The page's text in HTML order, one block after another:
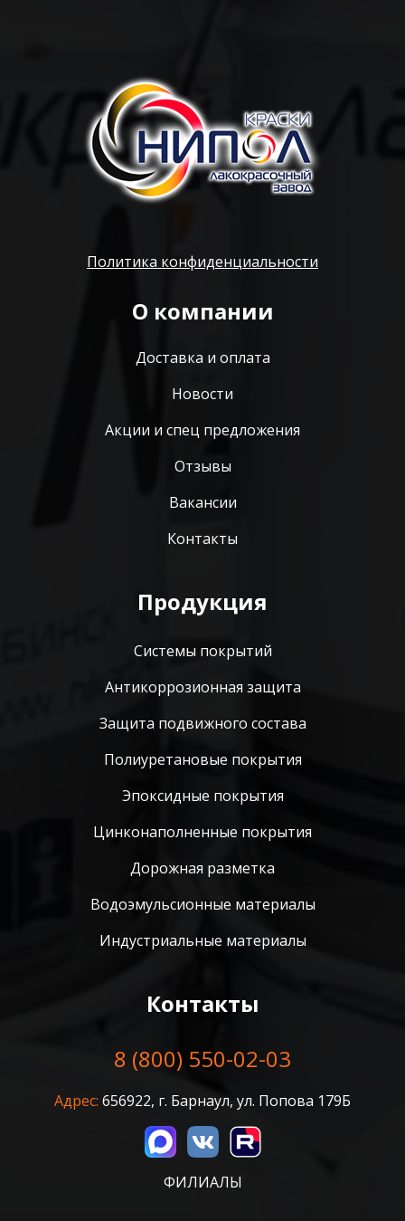
Политика конфиденциальности
О компании
Доставка и оплата
Новости
Акции и спец предложения
Отзывы
Вакансии
Контакты
Продукция
Системы покрытий
Антикоррозионная защита
Защита подвижного состава
Полиуретановые покрытия
Эпоксидные покрытия
Цинконаполненные покрытия
Дорожная разметка
Водоэмульсионные материалы
Индустриальные материалы
Контакты
8 (800) 550-02-03
Адрес: 656922, г. Барнаул, ул. Попова 179Б
ФИЛИАЛЫ